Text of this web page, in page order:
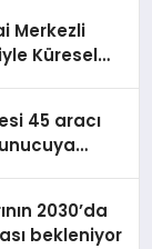
Merkezli
Küresel
45 aracı
2030’da
bekleniyor